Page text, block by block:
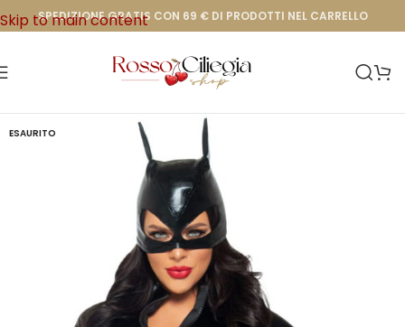
Skip to main content
SPEDIZIONE GRATIS CON 69 € DI PRODOTTI NEL CARRELLO
ESAURITO